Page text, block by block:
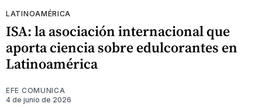
LATINOAMÉRICA
ISA: la asociación internacional que
aporta ciencia sobre edulcorantes en
Latinoamérica
EFE COMUNICA
4 de junio de 2026